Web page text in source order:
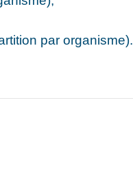
par organisme).